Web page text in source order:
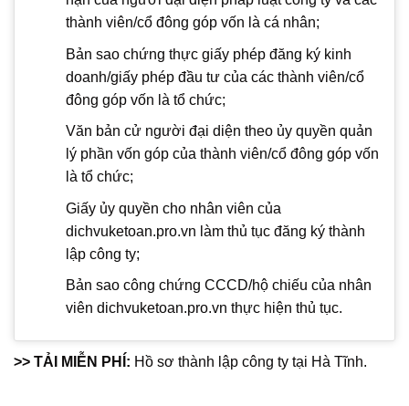
thành viên/cổ đông góp vốn là cá nhân;
Bản sao chứng thực giấy phép đăng ký kinh
doanh/giấy phép đầu tư của các thành viên/cổ
đông góp vốn là tổ chức;
Văn bản cử người đại diện theo ủy quyền quản
lý phần vốn góp của thành viên/cổ đông góp vốn
là tổ chức;
Giấy ủy quyền cho nhân viên của
dichvuketoan.pro.vn làm thủ tục đăng ký thành
lập công ty;
Bản sao công chứng CCCD/hộ chiếu của nhân
viên dichvuketoan.pro.vn thực hiện thủ tục.
>> TẢI MIỄN PHÍ: Hồ sơ thành lập công ty tại Hà Tĩnh.